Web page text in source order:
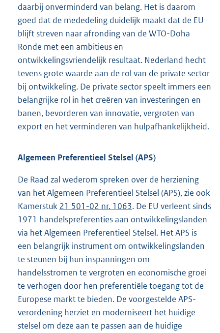
daarbij onverminderd van belang. Het is daarom
goed dat de mededeling duidelijk maakt dat de EU
blijft streven naar afronding van de WTO-Doha
Ronde met een ambitieus en
ontwikkelingsvriendelijk resultaat. Nederland hecht
tevens grote waarde aan de rol van de private sector
bij ontwikkeling. De private sector speelt immers een
belangrijke rol in het creëren van investeringen en
banen, bevorderen van innovatie, vergroten van
export en het verminderen van hulpafhankelijkheid.
Algemeen Preferentieel Stelsel (APS)
De Raad zal wederom spreken over de herziening
van het Algemeen Preferentieel Stelsel (APS), zie ook
Kamerstuk 21 501-02 nr. 1063. De EU verleent sinds
1971 handelspreferenties aan ontwikkelingslanden
via het Algemeen Preferentieel Stelsel. Het APS is
een belangrijk instrument om ontwikkelingslanden
te steunen bij hun inspanningen om
handelsstromen te vergroten en economische groei
te verhogen door hen preferentiële toegang tot de
Europese markt te bieden. De voorgestelde APS-
verordening herziet en moderniseert het huidige
stelsel om deze aan te passen aan de huidige